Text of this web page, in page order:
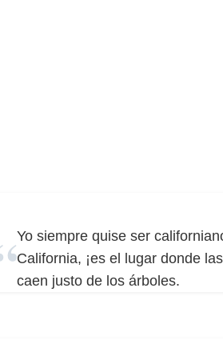
Yo siempre quise ser
California, ¡es el lugar donde
caen justo de los árboles.